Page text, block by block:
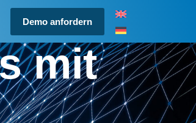
Demo anfordern
mit